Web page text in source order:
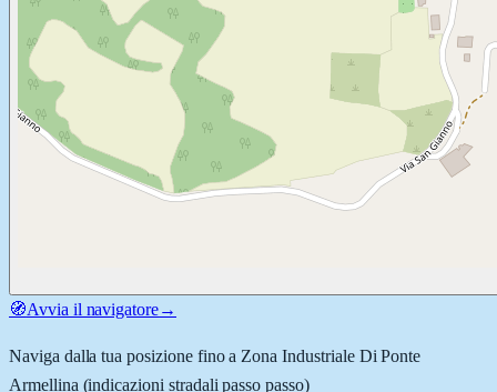
🧭Avvia il navigatore→
Naviga dalla tua posizione fino a Zona Industriale Di Ponte
Armellina (indicazioni stradali passo passo)